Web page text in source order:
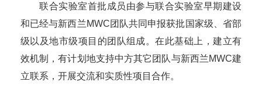
联合实验室首批成员由参与联合实验室早期建设
和已经与新西兰MWC团队共同申报获批国家级、省部
级以及地市级项目的团队组成。在此基础上，建立有
效机制，有计划地支持中方其它团队与新西兰MWC建
立联系，开展交流和实质性项目合作。